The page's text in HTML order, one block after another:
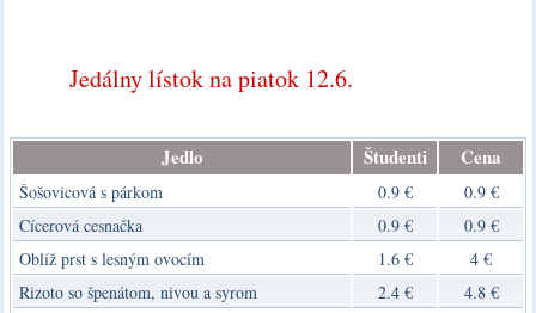
Jedálny lístok na piatok 12.6.
Jedlo Študenti Cena
Šošovicová s párkom 0.9 €
0.9 €
Cícerová cesnačka
0.9 €
0.9 €
Oblíž prst s lesným ovocím
1.6 €
4 €
Rizoto so špenátom, nivou a syrom
2.4 €
4.8 €